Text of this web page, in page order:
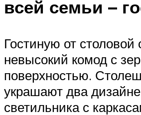
всей семьи –
Гостиную от столовой
невысокий комод с
поверхностью.
украшают два
светильника с